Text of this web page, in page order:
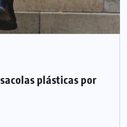
plásticas por